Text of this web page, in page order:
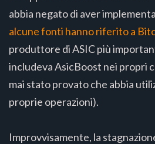
abbia negato di aver
alcune fonti hanno riferito a
produttore di ASIC più
includeva AsicBoost nei propri
mai stato provato che abbia
proprie operazioni).
Improvvisamente, la